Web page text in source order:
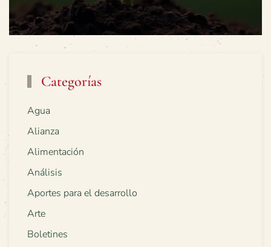
Categorías
Agua
Alianza
Alimentación
Análisis
Aportes para el desarrollo
Arte
Boletines